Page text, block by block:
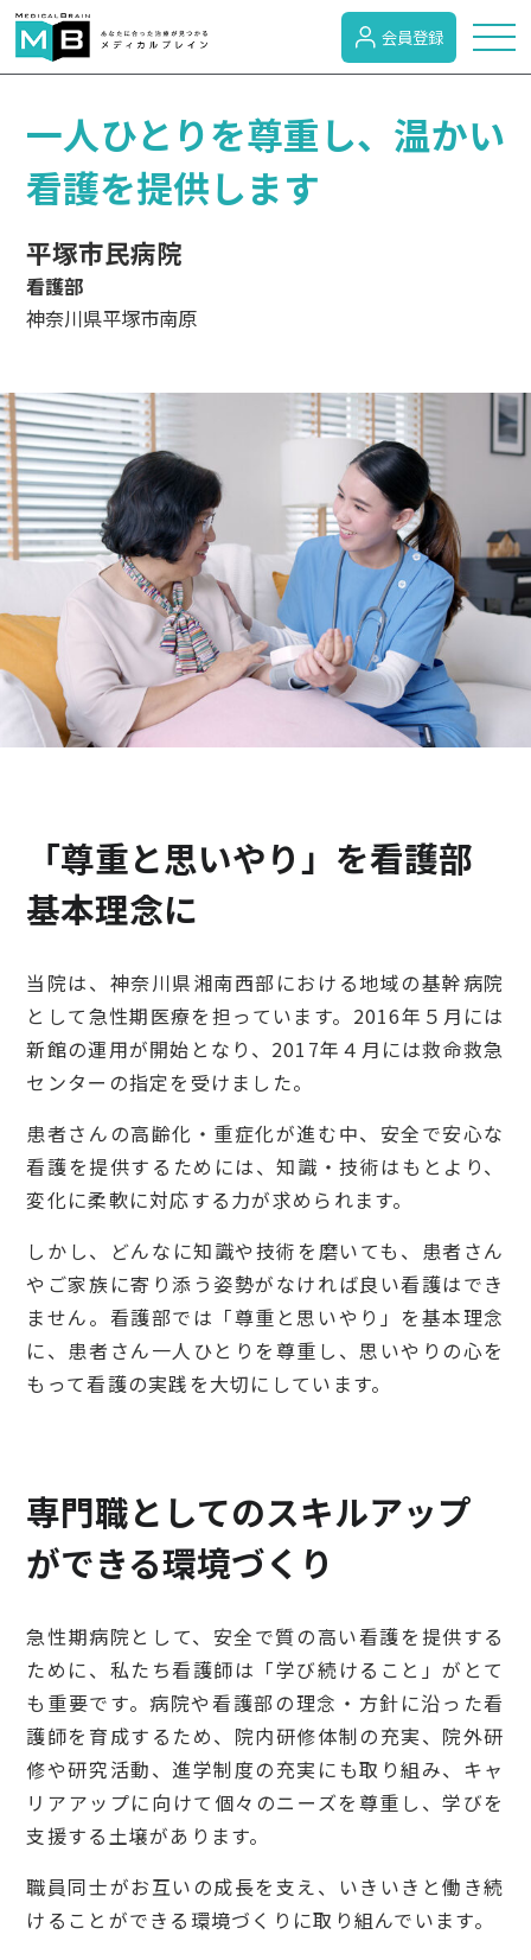
トピックス
症状検索
病名検索
病気のカテゴリー
がん
検診・検査
出産・子ども
病院の機能と役割
会員登録
一人ひとりを尊重し、温かい
看護を提供します
平塚市民病院
看護部
神奈川県平塚市南原
「尊重と思いやり」を看護部
基本理念に
当院は、神奈川県湘南西部における地域の基幹病院
として急性期医療を担っています。2016年５月には
新館の運用が開始となり、2017年４月には救命救急
センターの指定を受けました。
患者さんの高齢化・重症化が進む中、安全で安心な
看護を提供するためには、知識・技術はもとより、
変化に柔軟に対応する力が求められます。
しかし、どんなに知識や技術を磨いても、患者さん
やご家族に寄り添う姿勢がなければ良い看護はでき
ません。看護部では「尊重と思いやり」を基本理念
に、患者さん一人ひとりを尊重し、思いやりの心を
もって看護の実践を大切にしています。
専門職としてのスキルアップ
ができる環境づくり
急性期病院として、安全で質の高い看護を提供する
ために、私たち看護師は「学び続けること」がとて
も重要です。病院や看護部の理念・方針に沿った看
護師を育成するため、院内研修体制の充実、院外研
修や研究活動、進学制度の充実にも取り組み、キャ
リアアップに向けて個々のニーズを尊重し、学びを
支援する土壌があります。
職員同士がお互いの成長を支え、いきいきと働き続
けることができる環境づくりに取り組んでいます。